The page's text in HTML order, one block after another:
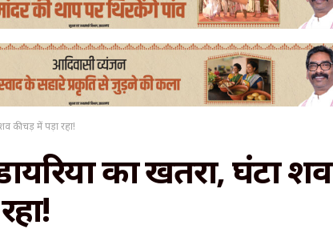
कीचड़ में पड़ा रहा!
का‌ खतरा, घंटों शव